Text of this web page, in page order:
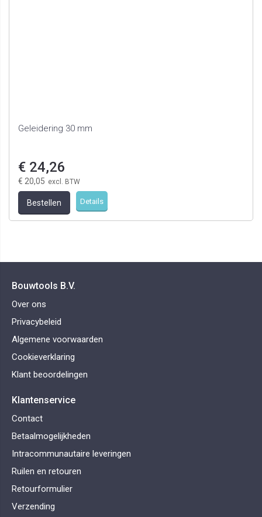
Geleidering 30 mm
€ 24,26
€ 20,05
Bestellen Details
Bouwtools B.V.
Over ons
Privacybeleid
Algemene voorwaarden
Cookieverklaring
Klant beoordelingen
Klantenservice
Contact
Betaalmogelijkheden
Intracommunautaire leveringen
Ruilen en retouren
Retourformulier
Verzending